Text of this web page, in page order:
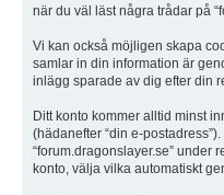
när du väl läst några trådar på
Vi kan också möjligen skapa
samlar in din information är
inlägg sparade av dig efter din
Ditt konto kommer alltid minst
(hädanefter “din e-
“forum.dragonslayer.se”
konto, välja vilka automatiskt